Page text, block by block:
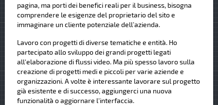
pagina, ma porti dei benefici reali per il business, bisogna
comprendere le esigenze del proprietario del sito e
immaginare un cliente potenziale dell’azienda.
Lavoro con progetti di diverse tematiche e entità. Ho
partecipato allo sviluppo dei grandi progetti legati
all'elaborazione di flussi video. Ma più spesso lavoro sulla
creazione di progetti medi e piccoli per varie aziende e
organizzazioni. A volte è interessante lavorare sul progetto
già esistente e di successo, aggiungerci una nuova
funzionalità o aggiornare l'interfaccia.